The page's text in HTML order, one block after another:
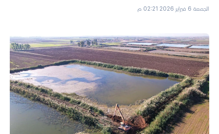
الجمعة 6 فبراير 2026 02:21 م